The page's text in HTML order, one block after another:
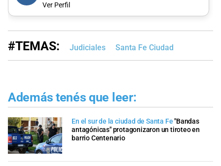
Ver Perfil
#TEMAS: Judiciales Santa Fe Ciudad
Además tenés que leer:
En el sur de la ciudad de Santa Fe"Bandas
antagónicas" protagonizaron un tiroteo en
barrio Centenario